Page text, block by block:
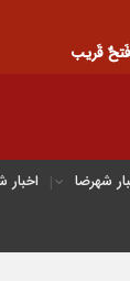
قَریب
شهرضا اخبار